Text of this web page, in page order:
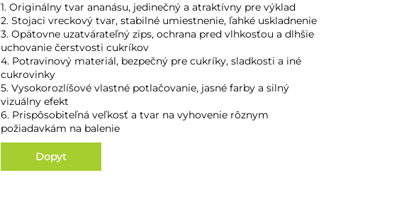
1. Originálny tvar ananásu, jedinečný a atraktívny pre výklad
2. Stojaci vreckový tvar, stabilné umiestnenie, ľahké uskladnenie
3. Opätovne uzatvárateľný zips, ochrana pred vlhkosťou a dlhšie
uchovanie čerstvosti cukríkov
4. Potravinový materiál, bezpečný pre cukríky, sladkosti a iné
cukrovinky
5. Vysokorozlíšové vlastné potlačovanie, jasné farby a silný
vizuálny efekt
6. Prispôsobiteľná veľkosť a tvar na vyhovenie rôznym
požiadavkám na balenie
Dopyt